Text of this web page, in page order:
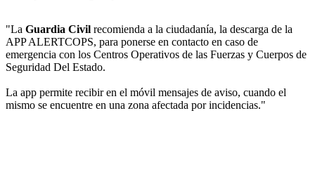
"La Guardia Civil recomienda a la ciudadanía, la descarga de la
APP ALERTCOPS, para ponerse en contacto en caso de
emergencia con los Centros Operativos de las Fuerzas y Cuerpos de
Seguridad Del Estado.
La app permite recibir en el móvil mensajes de aviso, cuando el
mismo se encuentre en una zona afectada por incidencias."